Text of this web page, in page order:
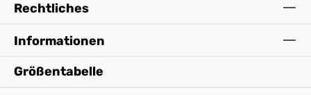
Rechtliches
Informationen
Größentabelle